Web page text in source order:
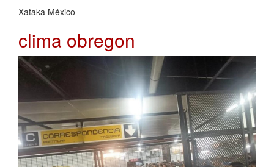
Xataka México
clima obregon